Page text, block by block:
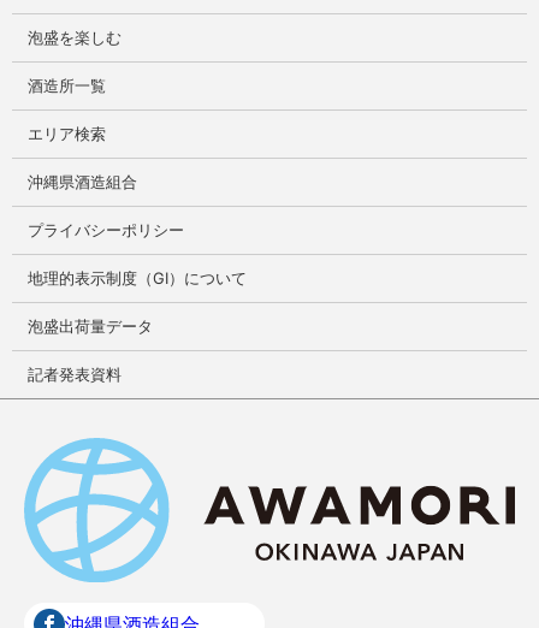
泡盛を楽しむ
酒造所一覧
エリア検索
沖縄県酒造組合
プライバシーポリシー
地理的表示制度（GI）について
泡盛出荷量データ
記者発表資料